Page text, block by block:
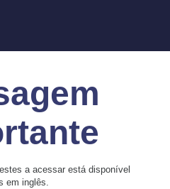
a acessar está disponível
em inglês.